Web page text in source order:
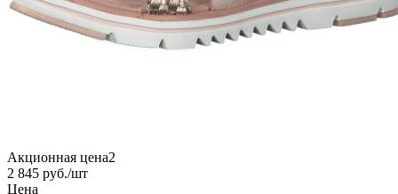
Акционная цена2
2 845 руб./шт
Цена